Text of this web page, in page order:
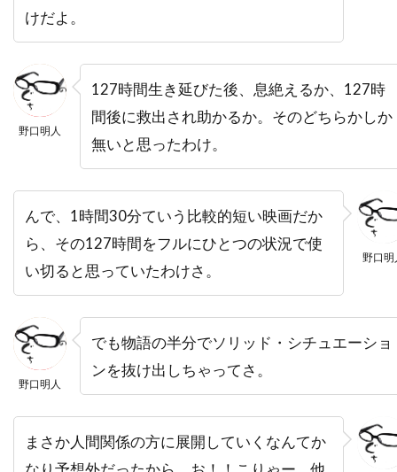
ハリー・ケイト・アイゼンバーグ
ハリー・シーガル
ハリー・フット
ハリー・リーヴァウワー
ハル・ベリー
ハル・ホルブルック
ハル・ヤマノウチ
ハロルド・フォルターメイヤー
ハワード・ショア
ハワード・ダフ
ハンス・ジマー
ハンス・ブロックマン
ハンス・ライザー
ハンター・M・ヴィア
ハンドメイド・フィルムス
ハンナ・アンクリッチ
ハンネス・メッセマー
ハーシェル・ワイングロッド
ハービー・バンハード
けだよ。
野口明人
127時間生き延びた後、息絶えるか、127時
間後に救出され助かるか。そのどちらかしか
無いと思ったわけ。
野口明
んで、1時間30分ていう比較的短い映画だか
ら、その127時間をフルにひとつの状況で使
い切ると思っていたわけさ。
野口明人
でも物語の半分でソリッド・シチュエーショ
ンを抜け出しちゃってさ。
まさか人間関係の方に展開していくなんてか